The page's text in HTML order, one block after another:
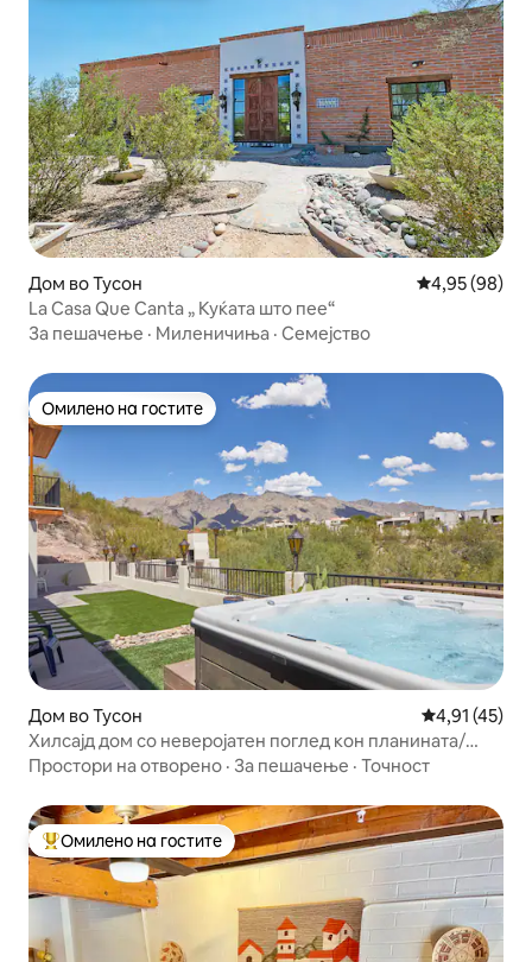
Дом во Тусон Просечна
4,95 (98)
La Casa Que Canta „ Куќата што пее“
За пешачење · Миленичиња · Семејство
Омилено на гостите
Омилено на гостите
Дом во Тусон Просечна
4,91 (45)
Хилсајд дом со неверојатен поглед кон планината/
хидромасажна када
Простори на отворено · За пешачење · Точност
Меѓу најуспешните „Омилени на гостите“
Омилено на гостите